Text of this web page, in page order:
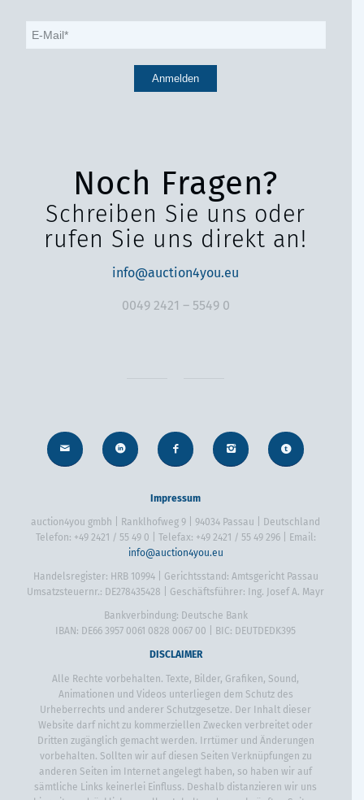
Noch Fragen?
Schreiben Sie uns oder
rufen Sie uns direkt an!
info@auction4you.eu
0049 2421 – 5549 0
Impressum
auction4you gmbh | Ranklhofweg 9 | 94034 Passau | Deutschland
Telefon: +49 2421 / 55 49 0 | Telefax: +49 2421 / 55 49 296 | Email:
info@auction4you.eu
Handelsregister: HRB 10994 | Gerichtsstand: Amtsgericht Passau
Umsatzsteuernr.: DE278435428 | Geschäftsführer: Ing. Josef A. Mayr
Bankverbindung: Deutsche Bank
IBAN: DE66 3957 0061 0828 0067 00 | BIC: DEUTDEDK395
DISCLAIMER
Alle Rechte vorbehalten. Texte, Bilder, Grafiken, Sound,
Animationen und Videos unterliegen dem Schutz des
Urheberrechts und anderer Schutzgesetze. Der Inhalt dieser
Website darf nicht zu kommerziellen Zwecken verbreitet oder
Dritten zugänglich gemacht werden. Irrtümer und Änderungen
vorbehalten. Sollten wir auf diesen Seiten Verknüpfungen zu
anderen Seiten im Internet angelegt haben, so haben wir auf
sämtliche Links keinerlei Einfluss. Deshalb distanzieren wir uns